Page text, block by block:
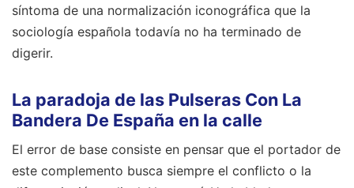
síntoma de una normalización iconográfica que la
sociología española todavía no ha terminado de
digerir.
La paradoja de las Pulseras Con La
Bandera De España en la calle
El error de base consiste en pensar que el portador de
este complemento busca siempre el conflicto o la